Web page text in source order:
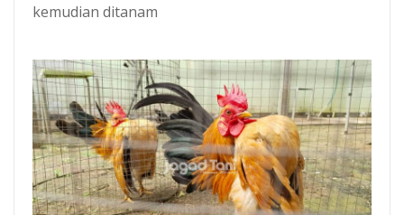
kemudian ditanam